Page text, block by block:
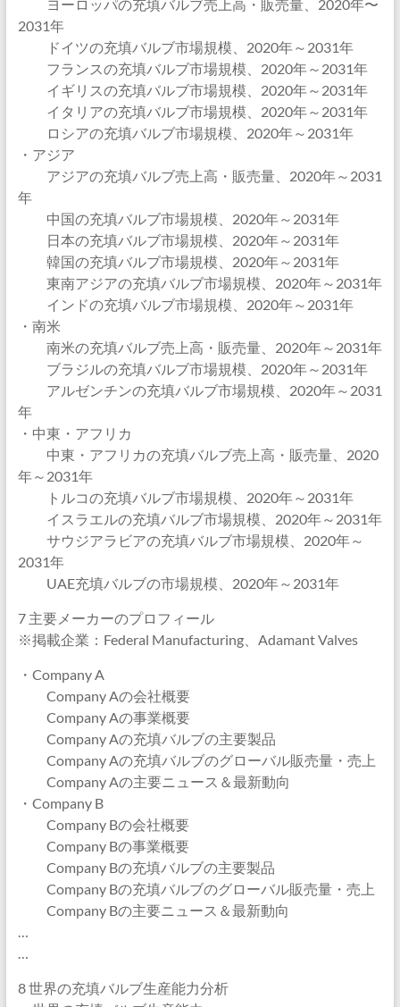
ヨーロッパの充填バルブ売上高・販売量、2020年〜
2031年
ドイツの充填バルブ市場規模、2020年～2031年
フランスの充填バルブ市場規模、2020年～2031年
イギリスの充填バルブ市場規模、2020年～2031年
イタリアの充填バルブ市場規模、2020年～2031年
ロシアの充填バルブ市場規模、2020年～2031年
・アジア
アジアの充填バルブ売上高・販売量、2020年～2031
年
中国の充填バルブ市場規模、2020年～2031年
日本の充填バルブ市場規模、2020年～2031年
韓国の充填バルブ市場規模、2020年～2031年
東南アジアの充填バルブ市場規模、2020年～2031年
インドの充填バルブ市場規模、2020年～2031年
・南米
南米の充填バルブ売上高・販売量、2020年～2031年
ブラジルの充填バルブ市場規模、2020年～2031年
アルゼンチンの充填バルブ市場規模、2020年～2031
年
・中東・アフリカ
中東・アフリカの充填バルブ売上高・販売量、2020
年～2031年
トルコの充填バルブ市場規模、2020年～2031年
イスラエルの充填バルブ市場規模、2020年～2031年
サウジアラビアの充填バルブ市場規模、2020年～
2031年
UAE充填バルブの市場規模、2020年～2031年
7 主要メーカーのプロフィール
※掲載企業：Federal Manufacturing、Adamant Valves
・Company A
Company Aの会社概要
Company Aの事業概要
Company Aの充填バルブの主要製品
Company Aの充填バルブのグローバル販売量・売上
Company Aの主要ニュース＆最新動向
・Company B
Company Bの会社概要
Company Bの事業概要
Company Bの充填バルブの主要製品
Company Bの充填バルブのグローバル販売量・売上
Company Bの主要ニュース＆最新動向
…
…
8 世界の充填バルブ生産能力分析